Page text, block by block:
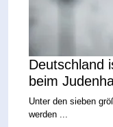
Deutschland
beim
Unter den sieben
werden ...